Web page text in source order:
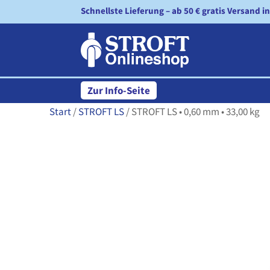
Schnellste Lieferung – ab 50 € gratis Versand
Zur Info-Seite
Start/STROFT LS/ STROFT LS • 0,60 mm • 33,00 kg